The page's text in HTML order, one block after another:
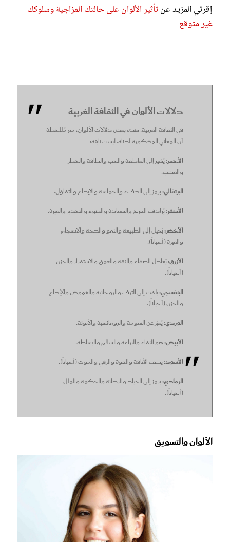
إقرئي المزيد عنتأثير الألوان على حالتك المزاجية وسلوكك
غير متوقع
دلالات الألوان في الثقافة الغربية
في الثقافة الغربية، هذه بعض دلالات الألوان، مع مُلاحظة
أن المعاني المذكورة أدناه، ليست ثابتة:
الأحمر:يُشير إلى العاطفة والحب والطاقة والخطر
والغضب.
البرتقالي:يرمز إلى الدفء والحماسة والإبداع والتفاؤل.
الأصفر:يُرادف الفرح والسعادة والضوء والتحذير والغيرة.
الأخضر:يُحيل إلى الطبيعة والنمو والصحة والانسجام
والغيرة (أحياناً).
الأزرق:يُعادل الصفاء والثقة والعمق والاستقرار والحزن
(أحياناً).
البنفسجي:يلفت إلى الترف والروحانية والغموض والإبداع
والحزن (أحياناً).
الوردي:يُعبّر عن النعومة والرومانسية والأنوثة.
الأبيض:هو النقاء والبراءة والسلام والبساطة.
الأسود:يصف الأناقة والقوة والرقي والموت (أحياناً).
الرمادي:يرمز إلى الحياد والرصانة والحكمة والملل
(أحياناً).
الألوان والتسويق